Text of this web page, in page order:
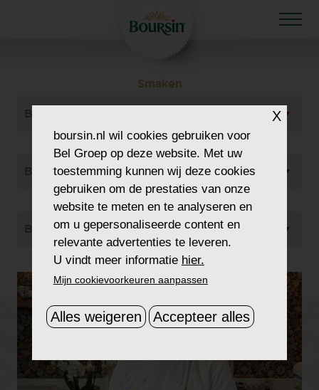
Smaken
Bekijk Alles
Gerecht Type
Bekijk Alles
Soort
Bekijk Alles
X
boursin.nl wil cookies gebruiken voor
Bel Groep op deze website. Met uw
toestemming kunnen wij deze cookies
gebruiken om de prestaties van onze
website te meten en te analyseren en
om u gepersonaliseerde content en
relevante advertenties te leveren.
U vindt meer informatie hier.
Mijn cookievoorkeuren aanpassen
Alles weigeren Accepteer alles